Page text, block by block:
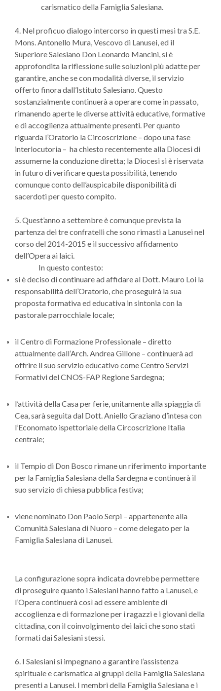
carismatico della Famiglia Salesiana.
4. Nel proficuo dialogo intercorso in questi mesi tra S.E.
Mons. Antonello Mura, Vescovo di Lanusei, ed il
Superiore Salesiano Don Leonardo Mancini, si è
approfondita la riflessione sulle soluzioni più adatte per
garantire, anche se con modalità diverse, il servizio
offerto finora dall’Istituto Salesiano. Questo
sostanzialmente continuerà a operare come in passato,
rimanendo aperte le diverse attività educative, formative
e di accoglienza attualmente presenti. Per quanto
riguarda l’Oratorio la Circoscrizione – dopo una fase
interlocutoria – ha chiesto recentemente alla Diocesi di
assumerne la conduzione diretta; la Diocesi si è riservata
in futuro di verificare questa possibilità, tenendo
comunque conto dell’auspicabile disponibilità di
sacerdoti per questo compito.
5. Quest’anno a settembre è comunque prevista la
partenza dei tre confratelli che sono rimasti a Lanusei nel
corso del 2014-2015 e il successivo affidamento
dell’Opera ai laici.
In questo contesto:
si è deciso di continuare ad affidare al Dott. Mauro Loi la
responsabilità dell’Oratorio, che proseguirà la sua
proposta formativa ed educativa in sintonia con la
pastorale parrocchiale locale;
il Centro di Formazione Professionale – diretto
attualmente dall’Arch. Andrea Gillone – continuerà ad
offrire il suo servizio educativo come Centro Servizi
Formativi del CNOS-FAP Regione Sardegna;
l’attività della Casa per ferie, unitamente alla spiaggia di
Cea, sarà seguita dal Dott. Aniello Graziano d’intesa con
l’Economato ispettoriale della Circoscrizione Italia
centrale;
il Tempio di Don Bosco rimane un riferimento importante
per la Famiglia Salesiana della Sardegna e continuerà il
suo servizio di chiesa pubblica festiva;
viene nominato Don Paolo Serpi – appartenente alla
Comunità Salesiana di Nuoro – come delegato per la
Famiglia Salesiana di Lanusei.
La configurazione sopra indicata dovrebbe permettere
di proseguire quanto i Salesiani hanno fatto a Lanusei, e
l’Opera continuerà così ad essere ambiente di
accoglienza e di formazione per i ragazzi e i giovani della
cittadina, con il coinvolgimento dei laici che sono stati
formati dai Salesiani stessi.
6. I Salesiani si impegnano a garantire l’assistenza
spirituale e carismatica ai gruppi della Famiglia Salesiana
presenti a Lanusei. I membri della Famiglia Salesiana e i